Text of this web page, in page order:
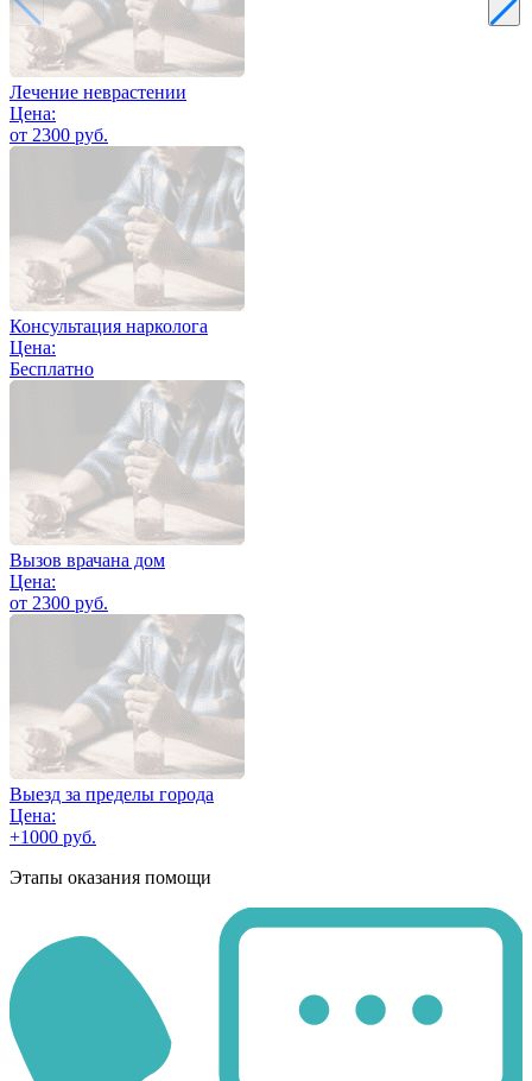
Лечение неврастении
Цена:
от 2300 руб.
Консультация нарколога
Цена:
Бесплатно
Вызов врачана дом
Цена:
от 2300 руб.
Выезд за пределы города
Цена:
+1000 руб.
Этапы оказания помощи